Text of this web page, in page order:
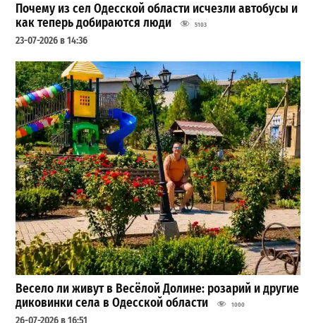
Почему из сел Одесской области исчезли автобусы и
как теперь добираются люди
5103
23-07-2026 в 14:36
Весело ли живут в Весёлой Долине: розарий и другие
диковинки села в Одесской области
1000